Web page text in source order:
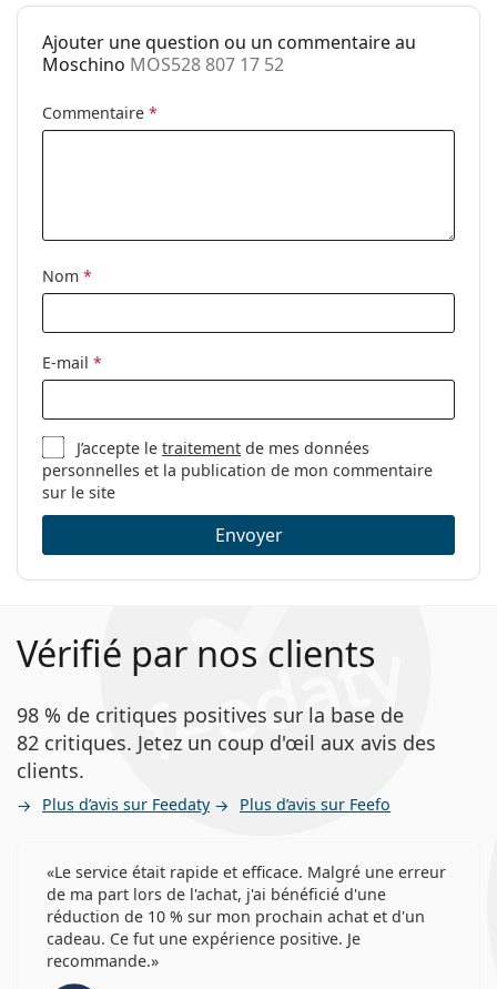
Poids:
40 g
nez ajustables:
Non
Clip-on:
nettoyage:
Autres
Catégorie:
Marque:
Code:
Ajouter une question ou un commentaire au
Moschino MOS528 807 17 52
Commentaire *
Nom *
E-mail *
J’accepte letraitement de mes données
personnelles et la publication de mon commentaire
sur le site
Envoyer
Vérifié par nos clients
98 % de critiques positives sur la base de
82 critiques. Jetez un coup d'œil aux avis des
clients.
Plus d’avis sur Feedaty Plus d’avis sur Feefo
Le service était rapide et efficace. Malgré une erreur
de ma part lors de l'achat, j'ai bénéficié d'une
réduction de 10 % sur mon prochain achat et d'un
cadeau. Ce fut une expérience positive. Je
recommande.